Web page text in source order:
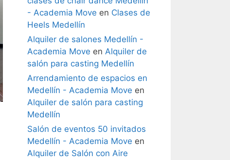
- Academia Move en Clases de
Heels Medellín
Alquiler de salones Medellín -
Academia Move en Alquiler de
salón para casting Medellín
Arrendamiento de espacios en
Medellín - Academia Move en
Alquiler de salón para casting
Medellín
Salón de eventos 50 invitados
Medellín - Academia Move en
Alquiler de Salón con Aire